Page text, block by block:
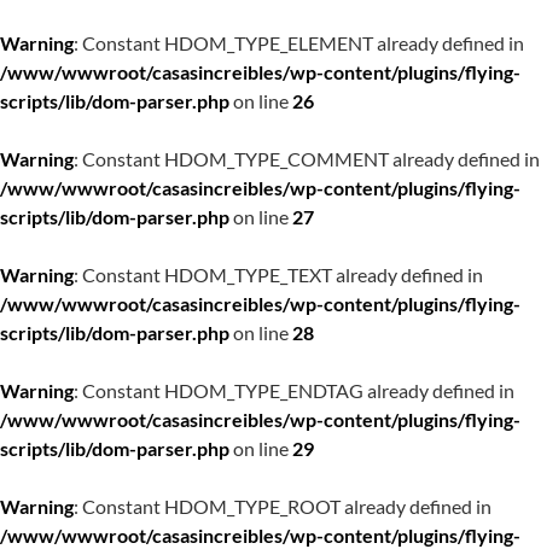
Warning: Constant HDOM_TYPE_ELEMENT already defined in
/www/wwwroot/casasincreibles/wp-content/plugins/flying-
scripts/lib/dom-parser.phpon line 26
Warning: Constant HDOM_TYPE_COMMENT already defined in
/www/wwwroot/casasincreibles/wp-content/plugins/flying-
scripts/lib/dom-parser.phpon line 27
Warning: Constant HDOM_TYPE_TEXT already defined in
/www/wwwroot/casasincreibles/wp-content/plugins/flying-
scripts/lib/dom-parser.phpon line 28
Warning: Constant HDOM_TYPE_ENDTAG already defined in
/www/wwwroot/casasincreibles/wp-content/plugins/flying-
scripts/lib/dom-parser.phpon line 29
Warning: Constant HDOM_TYPE_ROOT already defined in
/www/wwwroot/casasincreibles/wp-content/plugins/flying-